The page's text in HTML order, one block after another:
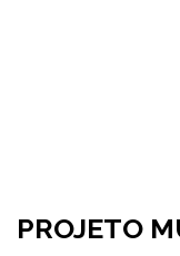
PROJETO